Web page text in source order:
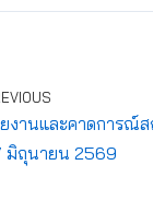
งานและคาดการณ์
มิถุนายน 2569